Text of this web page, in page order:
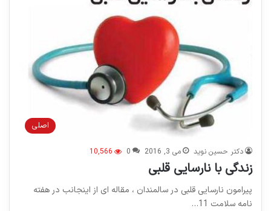
اصلی
دکتر حسین نوید می 3, 2016 0
10,566
زندگی با نارسایی قلبی
پیرامون نارسایی قلبی در سالمندان ، مقاله ای از اینجانب در هفته
نامه سلامت 11…